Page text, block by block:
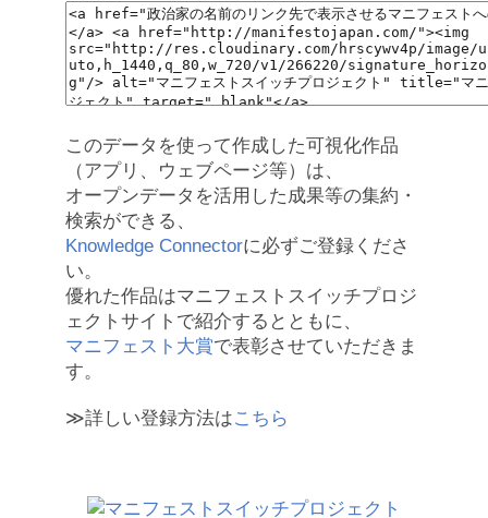
このデータを使って作成した可視化作品
（アプリ、ウェブページ等）は、
オープンデータを活用した成果等の集約・
検索ができる、
Knowledge Connectorに必ずご登録くださ
い。
優れた作品はマニフェストスイッチプロジ
ェクトサイトで紹介するとともに、
マニフェスト大賞で表彰させていただきま
す。
≫詳しい登録方法はこちら